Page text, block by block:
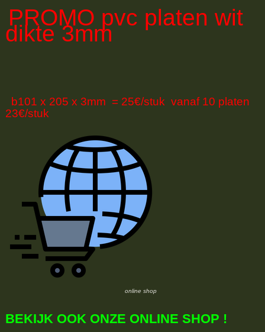
PROMO pvc platen wit
dikte 3mm
b101 x 205 x 3mm = 25€/stuk vanaf 10 platen
23€/stuk
online shop
BEKIJK OOK ONZE ONLINE SHOP !